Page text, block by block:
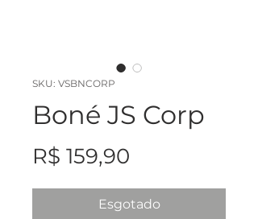
SKU: VSBNCORP
Boné JS Corp
R$ 159,90
Esgotado